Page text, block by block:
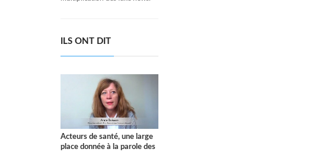
ILS ONT DIT
Acteurs de santé, une large
place donnée à la parole des